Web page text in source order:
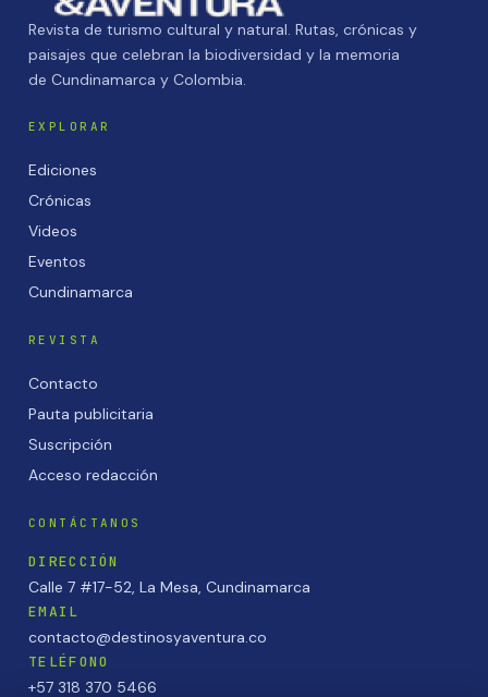
Revista de turismo cultural y natural. Rutas, crónicas y
paisajes que celebran la biodiversidad y la memoria
de Cundinamarca y Colombia.
EXPLORAR
Ediciones
Crónicas
Videos
Eventos
Cundinamarca
REVISTA
Contacto
Pauta publicitaria
Suscripción
Acceso redacción
CONTÁCTANOS
DIRECCIÓN
Calle 7 #17-52, La Mesa, Cundinamarca
EMAIL
contacto@destinosyaventura.co
TELÉFONO
+57 318 370 5466